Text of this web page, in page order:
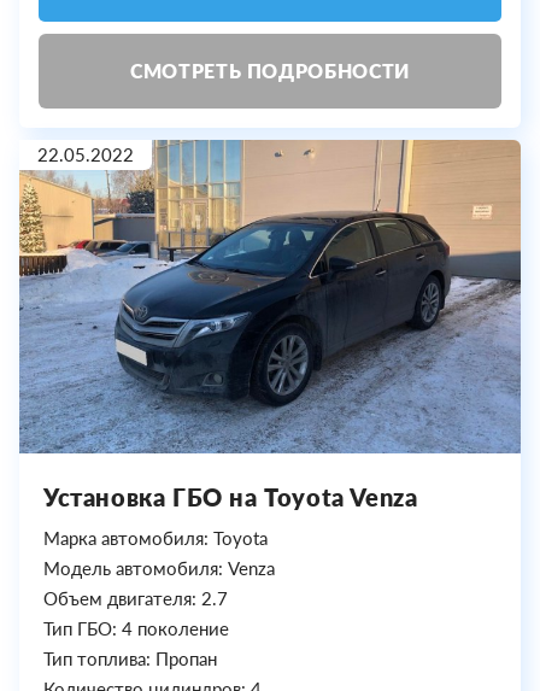
СМОТРЕТЬ ПОДРОБНОСТИ
22.05.2022
Установка ГБО на Toyota Venza
Марка автомобиля: Toyota
Модель автомобиля: Venza
Объем двигателя: 2.7
Тип ГБО: 4 поколение
Тип топлива: Пропан